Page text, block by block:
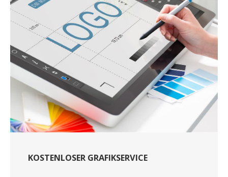
KOSTENLOSER GRAFIKSERVICE